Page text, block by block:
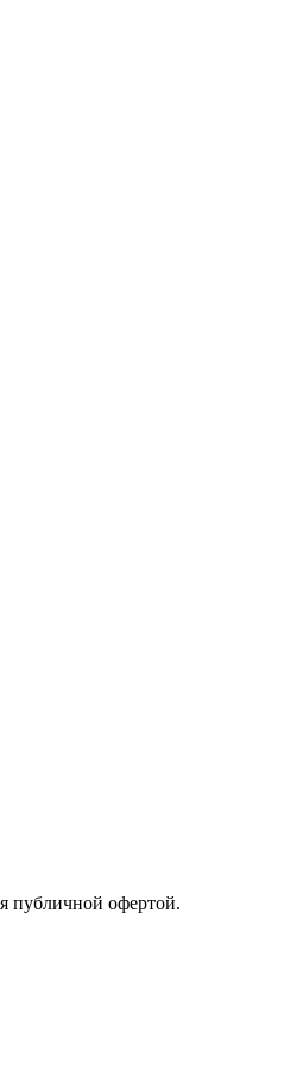
публичной офертой.